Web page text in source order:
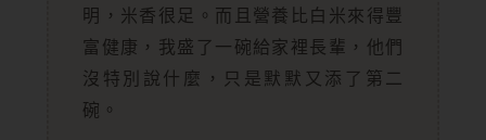
明，米香很足。而且營養比白米來得豐
富健康，我盛了一碗給家裡長輩，他們
沒特別說什麼，只是默默又添了第二
碗。